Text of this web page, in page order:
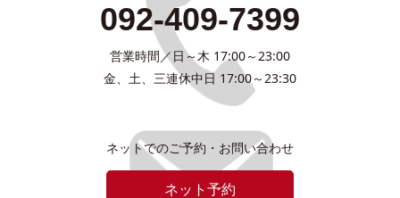
092-409-7399
営業時間／日～木 17:00～23:00
金、土、三連休中日 17:00～23:30
ネットでのご予約・お問い合わせ
ネット予約